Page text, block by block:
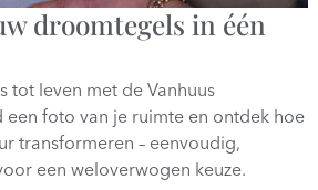
droomtegels in één
tot leven met de Vanhuus
een foto van je ruimte en ontdek hoe
transformeren – eenvoudig,
een weloverwogen keuze.